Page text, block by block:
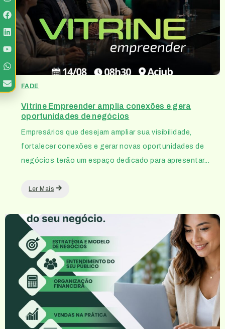
FADE
Vitrine Empreender amplia conexões e gera
oportunidades de negócios
Empresários que desejam ampliar sua visibilidade,
fortalecer conexões e gerar novas oportunidades de
negócios terão um espaço dedicado para apresentar...
Ler Mais